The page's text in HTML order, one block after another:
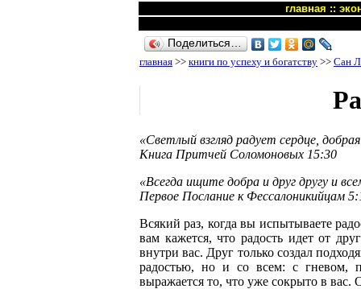
главная ::
Поделиться…
главная >> книги по успеху и богатству >> Сан
«Светлый взгляд радует сердце,
Книга Притчей Соломоновых 15:30
«Всегда ищите добра и друг другу и
Первое Послание к Фессалоникийцам
Всякий раз, когда вы испытываете
вам кажется, что радость идет от
внутри вас. Друг только создал
радостью, но и со всем: с гневом,
выражается то, что уже сокрыто в